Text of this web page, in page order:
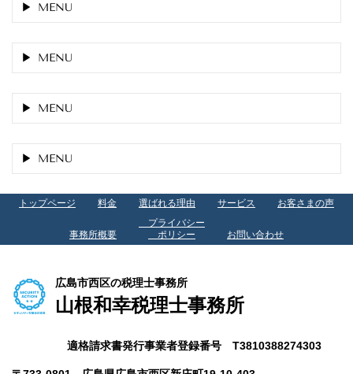
MENU
MENU
MENU
MENU
トップページ 料金 選ばれる理由 サービス お客さまの声
事務所概要
プライバシー
ポリシー
お問い合わせ
広島市西区の税理士事務所
山根和幸税理士事務所
適格請求書発行事業者登録番号 T3810388274303